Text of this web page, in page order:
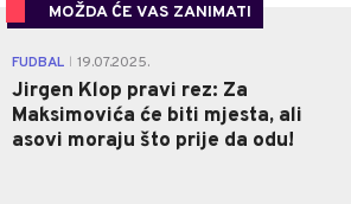
MOŽDA ĆE VAS ZANIMATI
FUDBAL 19.07.2025.
Jirgen Klop pravi rez: Za
Maksimovića će biti mjesta, ali
asovi moraju što prije da odu!